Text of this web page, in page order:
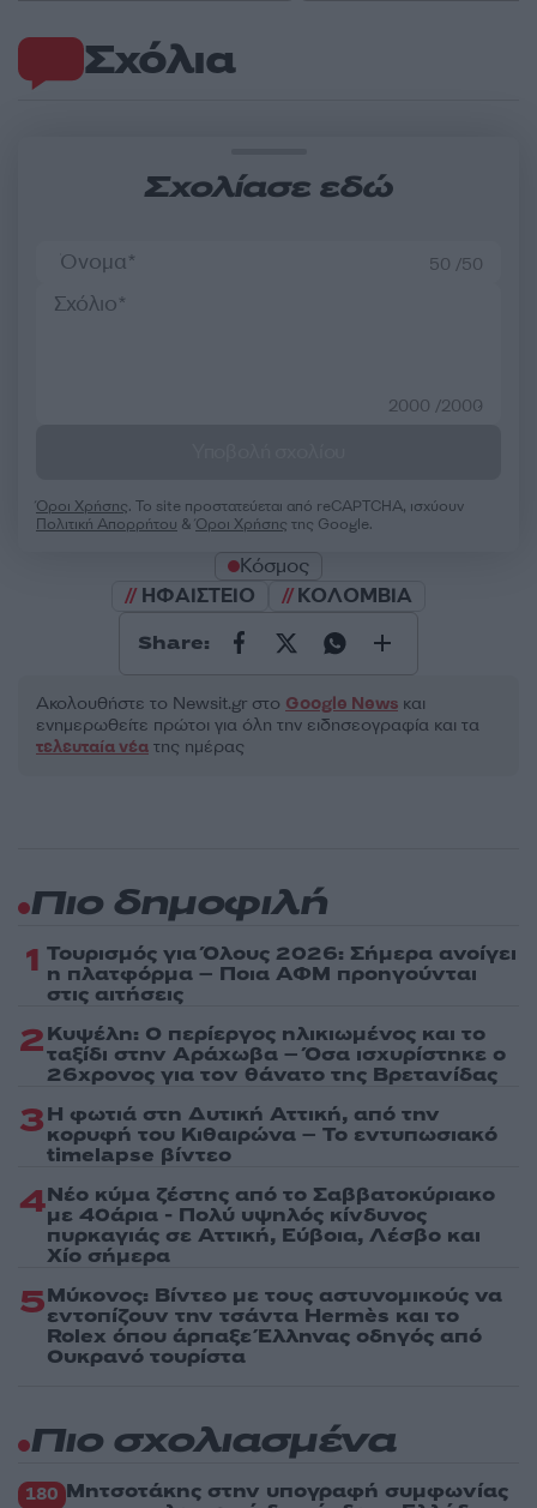
Σχόλια
Σχολίασε εδώ
50 /50
2000 /2000
Όροι Χρήσης. Το site προστατεύεται από reCAPTCHA, ισχύουν
Πολιτική Απορρήτου &Όροι Χρήσης της Google.
Κόσμος
ΗΦΑΙΣΤΕΙΟ
ΚΟΛΟΜΒΙΑ
Share:
Ακολουθήστε το Νewsit.gr στο Google News και
ενημερωθείτε πρώτοι για όλη την ειδησεογραφία και τα
τελευταία νέα της ημέρας
Πιο δημοφιλή
1 Τουρισμός για Όλους 2026: Σήμερα ανοίγει
η πλατφόρμα – Ποια ΑΦΜ προηγούνται
στις αιτήσεις
2Κυψέλη: Ο περίεργος ηλικιωμένος και το
ταξίδι στην Αράχωβα – Όσα ισχυρίστηκε ο
26χρονος για τον θάνατο της Βρετανίδας
3Η φωτιά στη Δυτική Αττική, από την
κορυφή του Κιθαιρώνα – Το εντυπωσιακό
timelapse βίντεο
4Νέο κύμα ζέστης από το Σαββατοκύριακο
με 40άρια - Πολύ υψηλός κίνδυνος
πυρκαγιάς σε Αττική, Εύβοια, Λέσβο και
Χίο σήμερα
5Μύκονος: Βίντεο με τους αστυνομικούς να
εντοπίζουν την τσάντα Hermès και το
Rolex όπου άρπαξε Έλληνας οδηγός από
Ουκρανό τουρίστα
Πιο σχολιασμένα
180 Μητσοτάκης στην υπογραφή συμφωνίας